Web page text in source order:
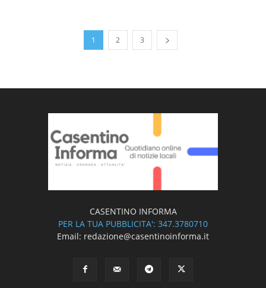
1 2 3
CASENTINO INFORMA
PER LA TUA PUBBLICITA': 347.3780710
Email: redazione@casentinoinforma.it